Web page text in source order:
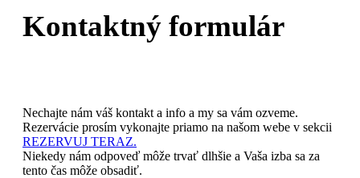
Kontaktný formulár
Nechajte nám váš kontakt a info a my sa vám ozveme.
Rezervácie prosím vykonajte priamo na našom webe v sekcii
REZERVUJ TERAZ.
Niekedy nám odpoveď môže trvať dlhšie a Vaša izba sa za
tento čas môže obsadiť.